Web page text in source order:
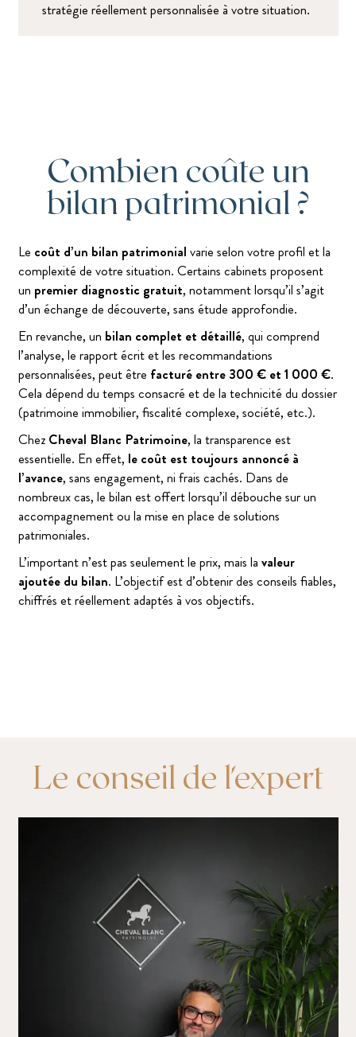
stratégie réellement personnalisée à votre situation.
Combien coûte un
bilan patrimonial ?
Le coût d’un bilan patrimonial varie selon votre profil et la
complexité de votre situation. Certains cabinets proposent
un premier diagnostic gratuit, notamment lorsqu’il s’agit
d’un échange de découverte, sans étude approfondie.
En revanche, un bilan complet et détaillé, qui comprend
l’analyse, le rapport écrit et les recommandations
personnalisées, peut être facturé entre 300 € et 1 000 €.
Cela dépend du temps consacré et de la technicité du dossier
(patrimoine immobilier, fiscalité complexe, société, etc.).
Chez Cheval Blanc Patrimoine, la transparence est
essentielle. En effet, le coût est toujours annoncé à
l’avance, sans engagement, ni frais cachés. Dans de
nombreux cas, le bilan est offert lorsqu’il débouche sur un
accompagnement ou la mise en place de solutions
patrimoniales.
L’important n’est pas seulement le prix, mais la valeur
ajoutée du bilan. L’objectif est d’obtenir des conseils fiables,
chiffrés et réellement adaptés à vos objectifs.
Le conseil de l'expert